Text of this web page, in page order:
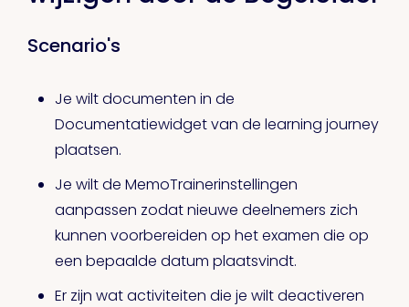
Scenario's
Je wilt documenten in de
Documentatiewidget van de learning journey
plaatsen.
Je wilt de MemoTrainerinstellingen
aanpassen zodat nieuwe deelnemers zich
kunnen voorbereiden op het examen die op
een bepaalde datum plaatsvindt.
Er zijn wat activiteiten die je wilt deactiveren